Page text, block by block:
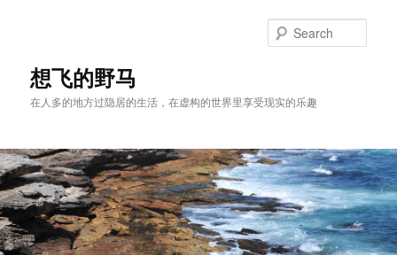
content想飞的野马
在人多的地方过隐居的生活，在虚构的世界里享受现实的乐趣